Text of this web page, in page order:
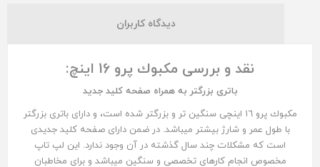
دیدگاه کاربران
نقد و بررسى مكبوك پرو 16 اینچ:
باترى بزرگتر به همراه صفحه كليد جديد
مكبوك پرو ١٦ اينچى سنگين تر و بزرگتر شده است، و داراى باترى بزرگتر
با طول عمر و شارژ بيشتر ميباشد. در ضمن داراى صفحه كليد جديدى
است كه مشكلات چند سال گذشته در آن وجود ندارد. اين لپ تاپ
مخصوص انجام كارهاى تخصصى و سنگين ميباشد و براى مخاطبان